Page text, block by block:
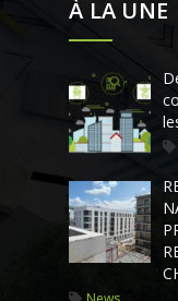
À LA UNE